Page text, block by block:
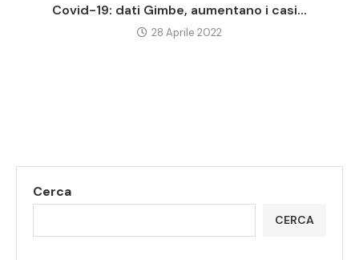
Covid-19: dati Gimbe, aumentano i casi...
28 Aprile 2022
Cerca
CERCA